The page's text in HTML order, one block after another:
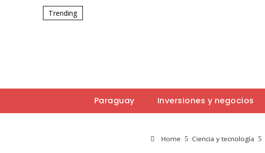
Trending
Paraguay Inversiones y negocios
Home Ciencia y tecnología